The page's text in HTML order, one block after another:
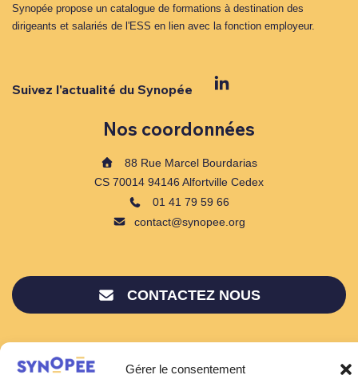
Gérer le consentement
Synopée propose un catalogue de formations à destination des
dirigeants et salariés de l'ESS en lien avec la fonction employeur.
Suivez l'actualité du Synopée
Nos coordonnées
88 Rue Marcel Bourdarias
CS 70014 94146 Alfortville Cedex
01 41 79 59 66
contact@synopee.org
CONTACTEZ NOUS